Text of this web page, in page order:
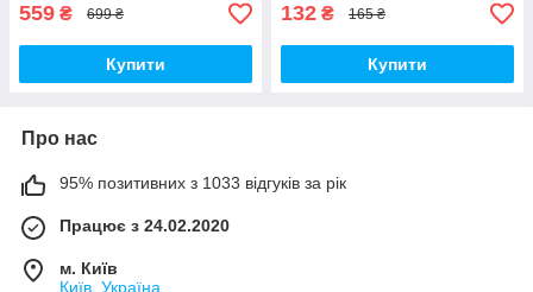
559 ₴ 699 ₴
Купити
132 ₴ 165 ₴
Купити
Про нас
95% позитивних з 1033 відгуків за рік
Працює з 24.02.2020
м. Київ
Київ, Україна